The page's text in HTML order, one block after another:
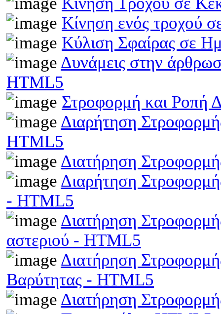
Κίνηση ενός τροχού
Κύλιση Σφαίρας σε
Δυνάμεις στην
HTML5
Στροφορμή και Ροπή
Διαρήτηση
HTML5
Διατήρηση
Διαρήτηση
- HTML5
Διατήρηση
αστεριού - HTML5
Διατήρηση
Βαρύτητας - HTML5
Διατήρηση